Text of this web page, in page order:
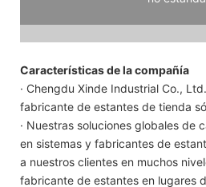
Características de la compañía
· Chengdu Xinde Industrial Co.,
fabricante de estantes de tienda
· Nuestras soluciones globales de
en sistemas y fabricantes de
a nuestros clientes en muchos
fabricante de estantes en lugares